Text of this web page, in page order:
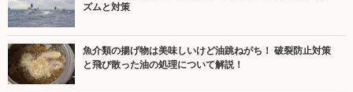
ズムと対策
魚介類の揚げ物は美味しいけど油跳ねがち！ 破裂防止対策
と飛び散った油の処理について解説！